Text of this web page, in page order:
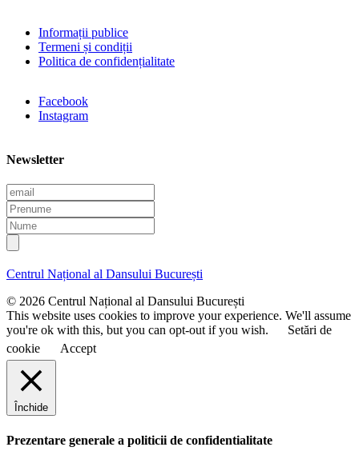
Informații publice
Termeni și condiții
Politica de confidențialitate
Facebook
Instagram
Newsletter
E
m
a
i
l
P
r
e
n
m
N
u
m
e
Centrul Național al Dansului București
© 2026 Centrul Național al Dansului București
This website uses cookies to improve your experience. We'll assume
you're ok with this, but you can opt-out if you wish.
Setări de
cookie
Accept
Închide
Prezentare generale a politicii de confidentialitate